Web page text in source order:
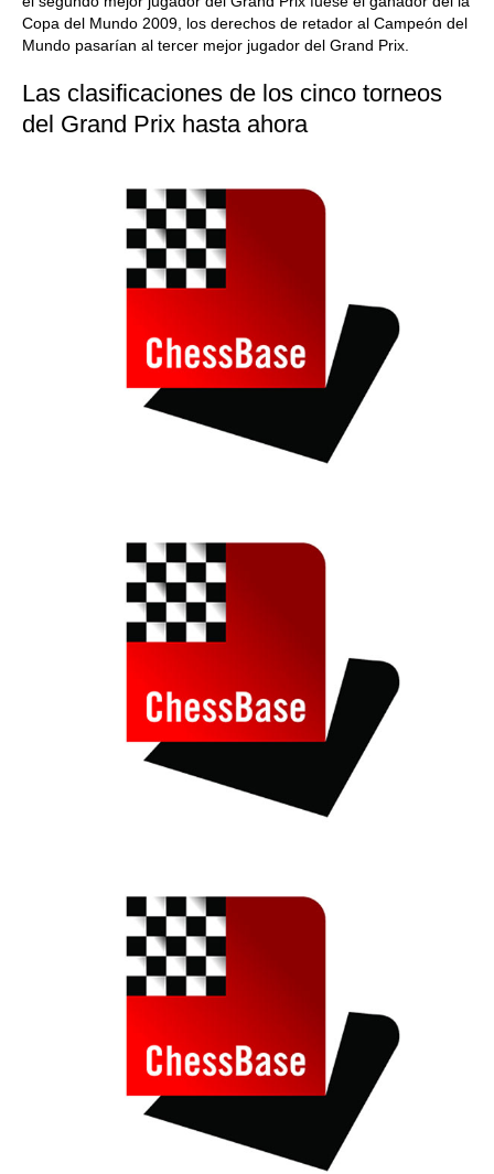
Copa del Mundo 2009, los derechos de retador al Campeón del
Mundo pasarían al tercer mejor jugador del Grand Prix.
Las clasificaciones de los cinco torneos
del Grand Prix hasta ahora